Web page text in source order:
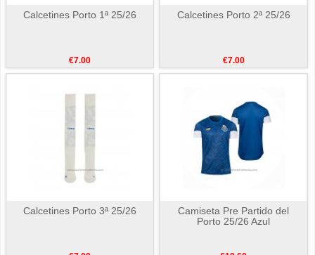
Calcetines Porto 1ª 25/26
€7.00
Calcetines Porto 2ª 25/26
€7.00
Calcetines Porto 3ª 25/26
Camiseta Pre Partido del
Porto 25/26 Azul